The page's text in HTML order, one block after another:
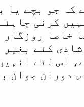
کہ جو بچے یا
کرنی
خاصا
کئے بغیر
اس لئے
دوران جوان